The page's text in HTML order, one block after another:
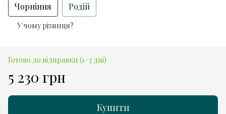
Чорніння Родій
У чому різниця?
Готово до відправки (1–3 дні)
5 230 грн
Купити